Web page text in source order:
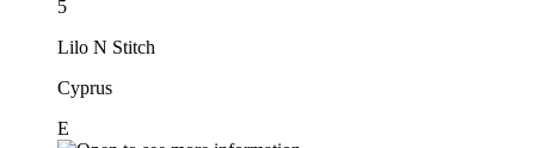
5
Lilo N Stitch
Cyprus
E